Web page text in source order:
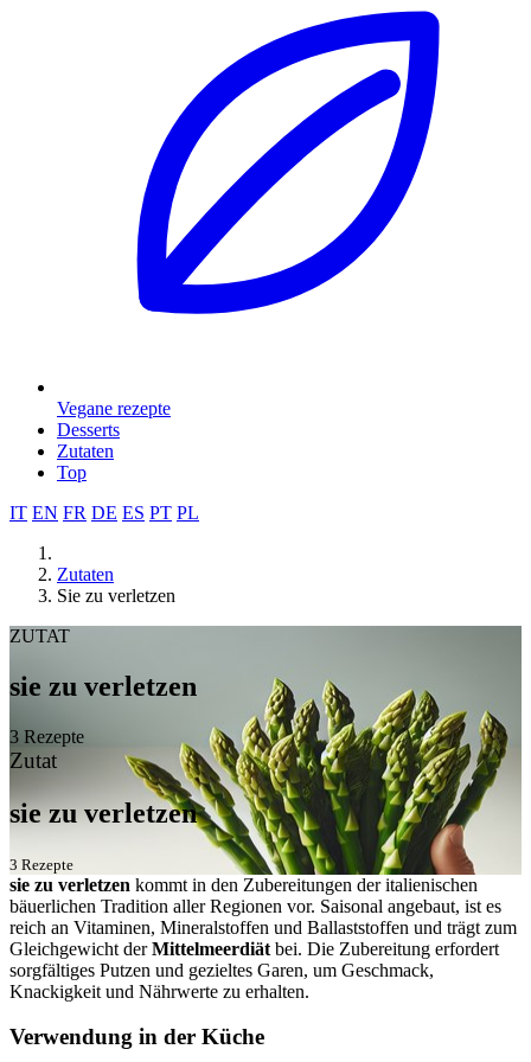
Vegane rezepte
Desserts
Zutaten
Top
IT EN FR DE ES PT PL
Zutaten
Sie zu verletzen
ZUTAT
sie zu verletzen
3 Rezepte
Zutat
sie zu verletzen
3 Rezepte
sie zu verletzen kommt in den Zubereitungen der italienischen
bäuerlichen Tradition aller Regionen vor. Saisonal angebaut, ist es
reich an Vitaminen, Mineralstoffen und Ballaststoffen und trägt zum
Gleichgewicht derMittelmeerdiät bei. Die Zubereitung erfordert
sorgfältiges Putzen und gezieltes Garen, um Geschmack,
Knackigkeit und Nährwerte zu erhalten.
Verwendung in der Küche